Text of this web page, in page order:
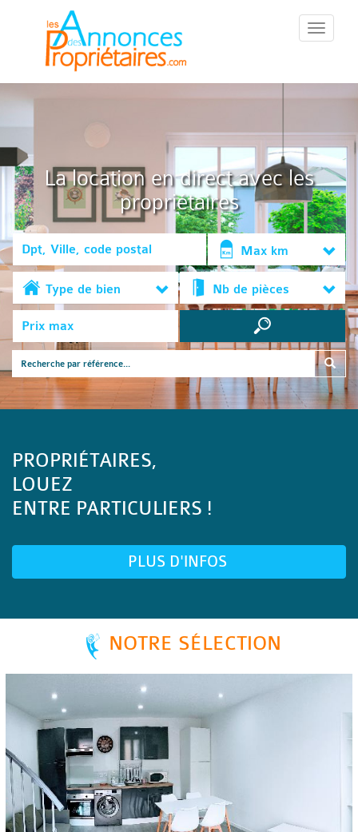
::Menu::
La location en direct avec les
propriétaires
Max km
Type de bien Nb de pièces
PROPRIÉTAIRES,
LOUEZ
ENTRE PARTICULIERS !
PLUS D'INFOS
NOTRE SÉLECTION